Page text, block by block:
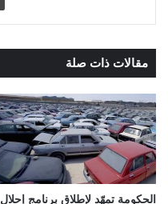
مقالات ذات صلة
الحكومة تمهّد لإطلاق برنامج إحلال